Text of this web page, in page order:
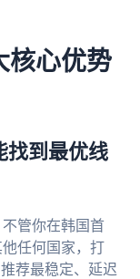
核心优势
找到最优线
管你在韩国首
任何国家，打
荐最稳定、延迟